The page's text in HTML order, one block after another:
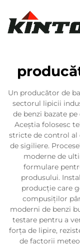
Un producător de
sectorul lipicii
de benzi bazate
Aceștia folosesc
stricte de control al
de sigiliere.
moderne de
formulare
produsului.
producție care
compusiților
moderni de benzi
testare pentru a
forța de lipire,
de factorii